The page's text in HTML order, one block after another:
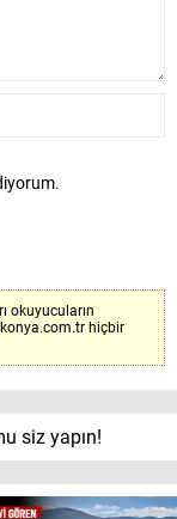
okuyucuların
hiçbir
siz yapın!